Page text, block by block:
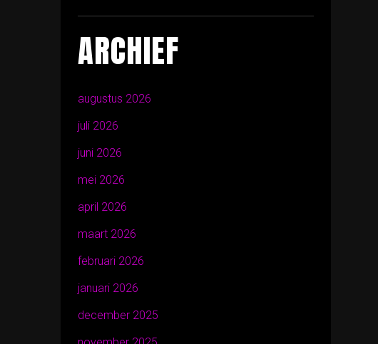
ARCHIEF
augustus 2026
juli 2026
juni 2026
mei 2026
april 2026
maart 2026
februari 2026
januari 2026
december 2025